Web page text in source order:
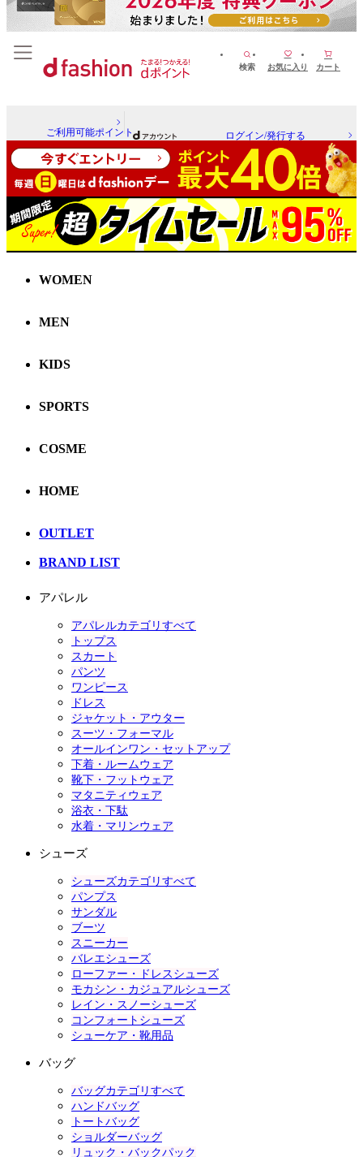
検索 お気に入り カート
ご利用可能ポイント ログイン/発行する
WOMEN
MEN
KIDS
SPORTS
COSME
HOME
OUTLET
BRAND LIST
アパレル
アパレルカテゴリすべて
トップス
スカート
パンツ
ワンピース
ドレス
ジャケット・アウター
スーツ・フォーマル
オールインワン・セットアップ
下着・ルームウェア
靴下・フットウェア
マタニティウェア
浴衣・下駄
水着・マリンウェア
シューズ
シューズカテゴリすべて
パンプス
サンダル
ブーツ
スニーカー
バレエシューズ
ローファー・ドレスシューズ
モカシン・カジュアルシューズ
レイン・スノーシューズ
コンフォートシューズ
シューケア・靴用品
バッグ
バッグカテゴリすべて
ハンドバッグ
トートバッグ
ショルダーバッグ
リュック・バックパック